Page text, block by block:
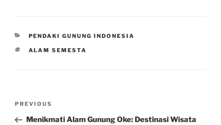
CATEGORIES
PENDAKI GUNUNG INDONESIA
TAGS
ALAM SEMESTA
Previous
Post
PREVIOUS
Menikmati Alam Gunung Oke: Destinasi Wisata